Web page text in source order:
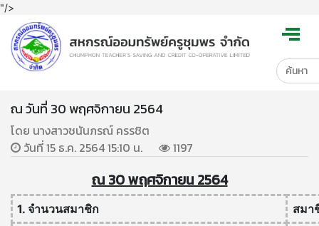
"/>
ณ วันที่ 30 พฤศจิกายน 2564
โดย นางสาวชนันภรณ์ ครรชิต
วันที่ 15 ธ.ค. 2564 15:10 น.
1197
ณ 30 พฤศจิกายน 2564
1. จำนวนสมาชิก
สมา